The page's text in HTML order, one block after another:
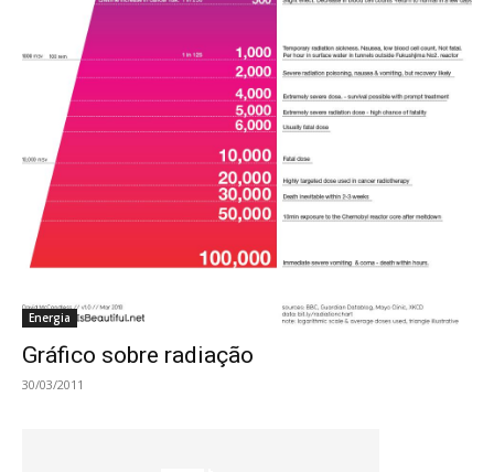
Energia
Gráfico sobre radiação
30/03/2011